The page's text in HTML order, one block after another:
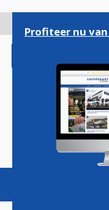
gaan
Magazine
Profiteer nu